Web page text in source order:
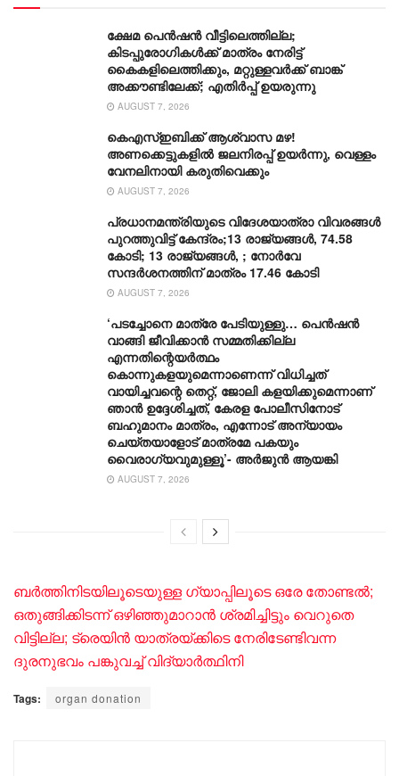
ക്ഷേമ പെൻഷൻ വീട്ടിലെത്തില്ല;
കിടപ്പുരോഗികൾക്ക് മാത്രം നേരിട്ട്
കൈകളിലെത്തിക്കും, മറ്റുള്ളവർക്ക് ബാങ്ക്
അക്കൗണ്ടിലേക്ക്; എതിർപ്പ് ഉയരുന്നു
AUGUST 7, 2026
കെഎസ്ഇബിക്ക് ആശ്വാസ മഴ!
അണക്കെട്ടുകളിൽ ജലനിരപ്പ് ഉയർന്നു, വെള്ളം
വേനലിനായി കരുതിവെക്കും
AUGUST 7, 2026
പ്രധാനമന്ത്രിയുടെ വിദേശയാത്രാ വിവരങ്ങൾ
പുറത്തുവിട്ട് കേന്ദ്രം;13 രാജ്യങ്ങൾ, 74.58
കോടി; 13 രാജ്യങ്ങൾ, ; നോർവേ
സന്ദർശനത്തിന് മാത്രം 17.46 കോടി
AUGUST 7, 2026
‘പടച്ചോനെ മാത്രേ പേടിയുള്ളു… പെൻഷൻ
വാങ്ങി ജീവിക്കാൻ സമ്മതിക്കില്ല
എന്നതിന്റെയർത്ഥം
കൊന്നുകളയുമെന്നാണെന്ന് വിധിച്ചത്
വായിച്ചവന്റെ തെറ്റ്, ജോലി കളയിക്കുമെന്നാണ്
ഞാൻ ഉദ്ദേശിച്ചത്, കേരള പോലീസിനോട്
ബഹുമാനം മാത്രം, എന്നോട് അന്യായം
ചെയ്തയാളോട് മാത്രമേ പകയും
വൈരാഗ്യവുമുള്ളൂ’- അർജുൻ ആയങ്കി
AUGUST 7, 2026
ബർത്തിനിടയിലൂടെയുള്ള ​ഗ്യാപ്പിലൂടെ ഒരേ തോണ്ടൽ;
ഒതുങ്ങിക്കിടന്ന് ഒഴിഞ്ഞുമാറാൻ ശ്രമിച്ചിട്ടും വെറുതെ
വിട്ടില്ല; ട്രെയിൻ യാത്രയ്ക്കിടെ നേരിടേണ്ടിവന്ന
ദുരനുഭവം പങ്കുവച്ച് വിദ്യാർത്ഥിനി
Tags: organ donation